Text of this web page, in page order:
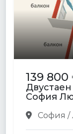
139 800
София
София /